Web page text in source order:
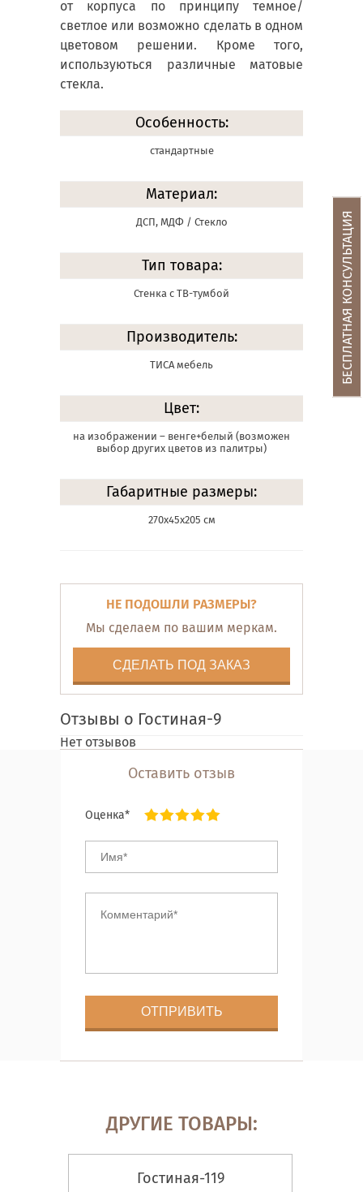
от корпуса по принципу темное/
светлое или возможно сделать в одном
цветовом решении. Кроме того,
используються различные матовые
стекла.
Особенность:
стандартные
Материал:
ДСП, МДФ / Стекло
Тип товара:
Стенка с ТВ-тумбой
Производитель:
ТИСА мебель
Цвет:
на изображении – венге+белый (возможен
выбор других цветов из палитры)
Габаритные размеры:
270х45х205 см
НЕ ПОДОШЛИ РАЗМЕРЫ?
Мы сделаем по вашим меркам.
СДЕЛАТЬ ПОД ЗАКАЗ
Отзывы о Гостиная-9
Нет отзывов
Оставить отзыв
Оценка*
ДРУГИЕ ТОВАРЫ:
Гостиная-119
БЕСПЛАТНАЯ КОНСУЛЬТАЦИЯ